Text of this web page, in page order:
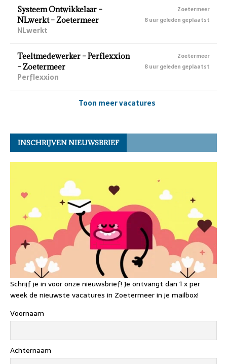
Systeem Ontwikkelaar –
NLwerkt – Zoetermeer
NLwerkt
Zoetermeer
8 uur geleden geplaatst
Teeltmedewerker – Perflexxion
– Zoetermeer
Perflexxion
Zoetermeer
8 uur geleden geplaatst
Toon meer vacatures
INSCHRIJVEN NIEUWSBRIEF
Schrijf je in voor onze nieuwsbrief! Je ontvangt dan 1 x per
week de nieuwste vacatures in Zoetermeer in je mailbox!
Voornaam
Achternaam